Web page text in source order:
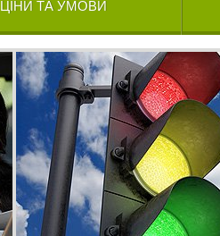
ЦІНИ ТА УМОВИ